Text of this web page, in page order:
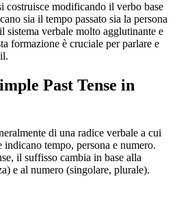
costruisce modificando il verbo base
sia il tempo passato sia la persona
sistema verbale molto agglutinante e
formazione è cruciale per parlare e
Past Tense in
di una radice verbale a cui
tempo, persona e numero.
il suffisso cambia in base alla
e al numero (singolare, plurale).